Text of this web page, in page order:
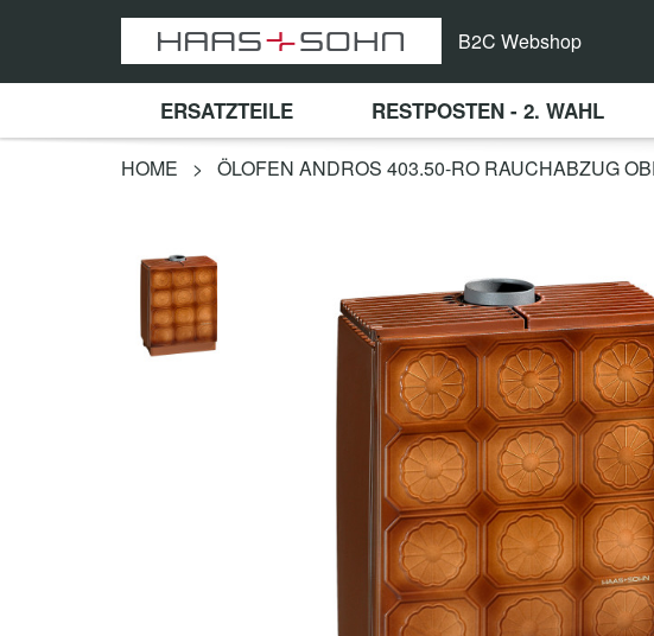
B2C Webshop
ERSATZTEILE RESTPOSTEN - 2. WAHL
HOME > ÖLOFEN ANDROS 403.50-RO RAUCHABZUG